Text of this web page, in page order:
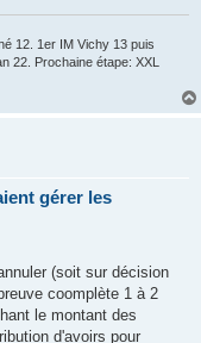
12. 1er IM Vichy 13 puis
22. Prochaine étape: XXL
gérer les
(soit sur décision
coomplète 1 à 2
le montant des
d'avoirs pour